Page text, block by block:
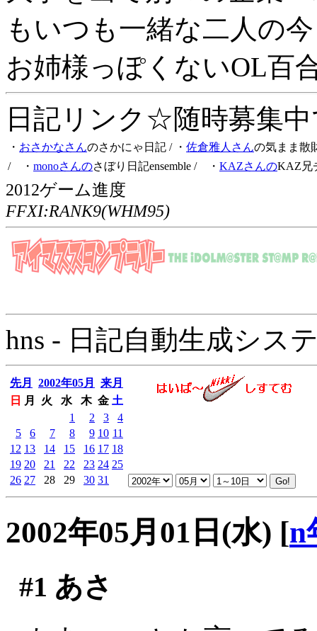
もいつも一緒な二人の
お姉様っぽくないOL百
日記リンク☆随時募集
・ おさかなさんのさかにゃ日記 / ・ 佐倉雅人さんの気まま散
/ ・ monoさんのさぼり日記ensemble / ・ KAZさんのKAZ兄
2012ゲーム進度
FFXI:RANK9(WHM95)
hns - 日記自動生成シス
先月 2002年05月
来月
日
月 火 水 木 金 土
1
2 3
4
5
6 7 8 9 10 11
12 13 14 15 16 17 18
19 20 21 22 23 24 25
26 27 28 29 30 31
2002年05月01日(水) [n
#1 あさ